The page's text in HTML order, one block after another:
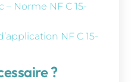
Norme NF C 15-
NF C 15-
?